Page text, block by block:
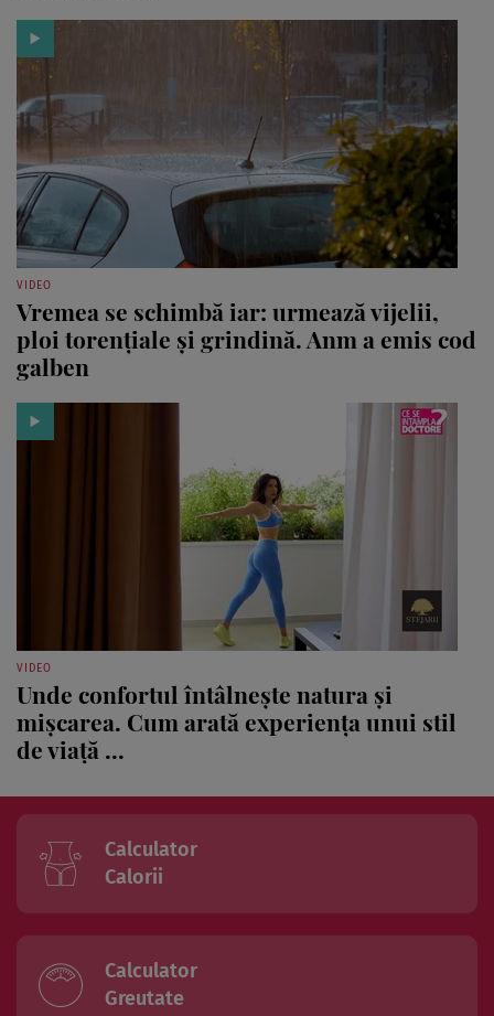
VIDEO
Vremea se schimbă iar: urmează vijelii,
ploi torențiale și grindină. Anm a emis cod
galben
VIDEO
Unde confortul întâlnește natura și
mișcarea. Cum arată experiența unui stil
de viață ...
Calculator
Calorii
Calculator
Greutate